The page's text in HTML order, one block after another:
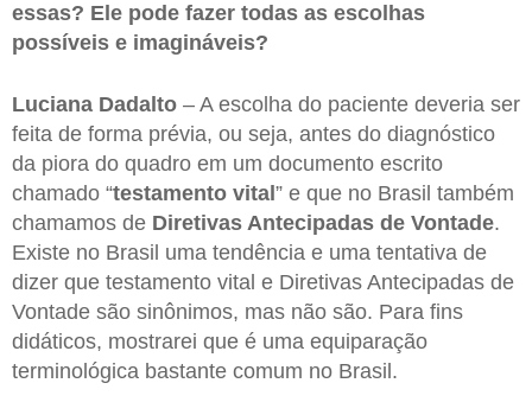
essas? Ele pode fazer todas as escolhas
possíveis e imagináveis?
Luciana Dadalto – A escolha do paciente deveria ser
feita de forma prévia, ou seja, antes do diagnóstico
da piora do quadro em um documento escrito
chamado “testamento vital” e que no Brasil também
chamamos de Diretivas Antecipadas de Vontade.
Existe no Brasil uma tendência e uma tentativa de
dizer que testamento vital e Diretivas Antecipadas de
Vontade são sinônimos, mas não são. Para fins
didáticos, mostrarei que é uma equiparação
terminológica bastante comum no Brasil.